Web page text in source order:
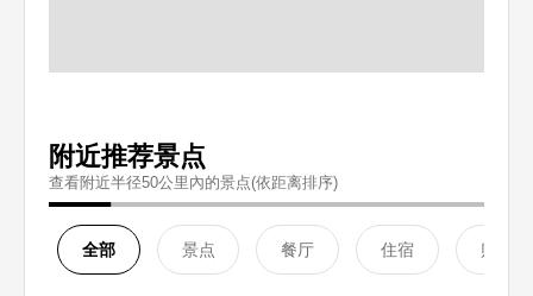
附近推荐景点
查看附近半径50公里內的景点(依距离排序)
全部 景点 餐厅 住宿 购物